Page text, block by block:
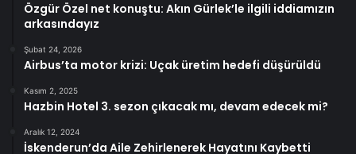
Özgür Özel net konuştu: Akın Gürlek’le ilgili iddiamızın
arkasındayız
Şubat 24, 2026
Airbus’ta motor krizi: Uçak üretim hedefi düşürüldü
Kasım 2, 2025
Hazbin Hotel 3. sezon çıkacak mı, devam edecek mi?
Aralık 12, 2024
İskenderun’da Aile Zehirlenerek Hayatını Kaybetti